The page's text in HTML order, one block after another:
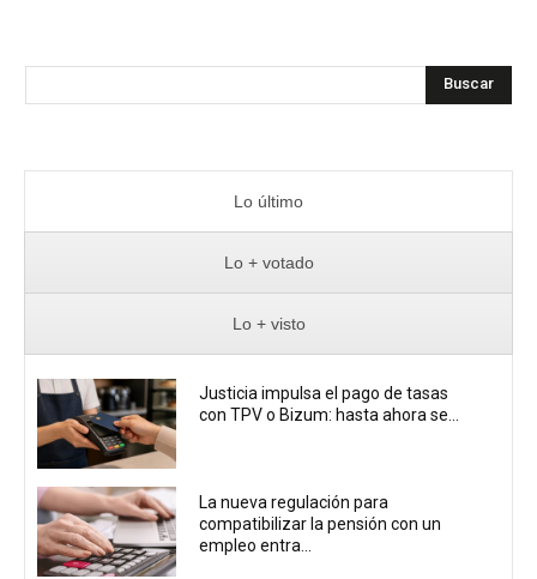
Buscar
Lo último
Lo + votado
Lo + visto
Justicia impulsa el pago de tasas
con TPV o Bizum: hasta ahora se...
La nueva regulación para
compatibilizar la pensión con un
empleo entra...